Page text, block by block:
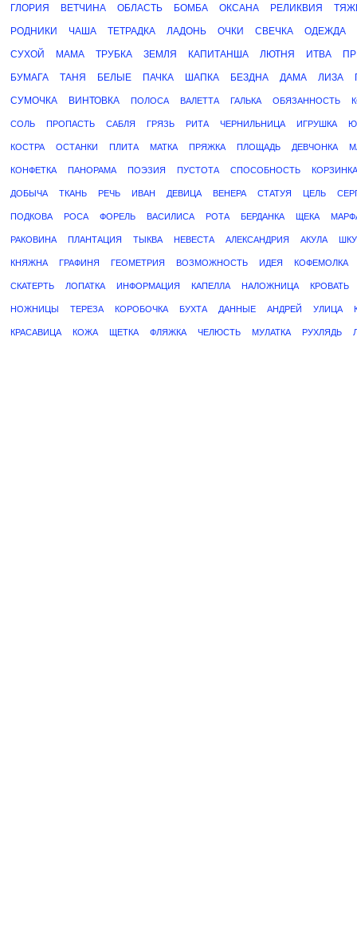
ГЛОРИЯ ВЕТЧИНА ОБЛАСТЬ БОМБА ОКСАНА РЕЛИКВИЯ
РОДНИКИ ЧАША ТЕТРАДКА ЛАДОНЬ ОЧКИ СВЕЧКА ОДЕЖДА
СУХОЙ МАМА ТРУБКА ЗЕМЛЯ КАПИТАНША ЛЮТНЯ ИТВА
БУМАГА ТАНЯ БЕЛЫЕ ПАЧКА ШАПКА БЕЗДНА ДАМА ЛИЗА
СУМОЧКА ВИНТОВКА ПОЛОСА ВАЛЕТТА ГАЛЬКА ОБЯЗАННОСТЬ
СОЛЬ ПРОПАСТЬ САБЛЯ ГРЯЗЬ РИТА ЧЕРНИЛЬНИЦА ИГРУШКА
КОСТРА ОСТАНКИ ПЛИТА МАТКА ПРЯЖКА ПЛОЩАДЬ ДЕВЧОНКА
КОНФЕТКА ПАНОРАМА ПОЭЗИЯ ПУСТОТА СПОСОБНОСТЬ КОРЗИНКА
ДОБЫЧА ТКАНЬ РЕЧЬ ИВАН ДЕВИЦА ВЕНЕРА СТАТУЯ ЦЕЛЬ
ПОДКОВА РОСА ФОРЕЛЬ ВАСИЛИСА РОТА БЕРДАНКА ЩЕКА
РАКОВИНА ПЛАНТАЦИЯ ТЫКВА НЕВЕСТА АЛЕКСАНДРИЯ АКУЛА
КНЯЖНА ГРАФИНЯ ГЕОМЕТРИЯ ВОЗМОЖНОСТЬ ИДЕЯ КОФЕМОЛКА
СКАТЕРТЬ ЛОПАТКА ИНФОРМАЦИЯ КАПЕЛЛА НАЛОЖНИЦА КРОВАТЬ
НОЖНИЦЫ ТЕРЕЗА КОРОБОЧКА БУХТА ДАННЫЕ АНДРЕЙ УЛИЦА
КРАСАВИЦА КОЖА ЩЕТКА ФЛЯЖКА ЧЕЛЮСТЬ МУЛАТКА РУХЛЯДЬ